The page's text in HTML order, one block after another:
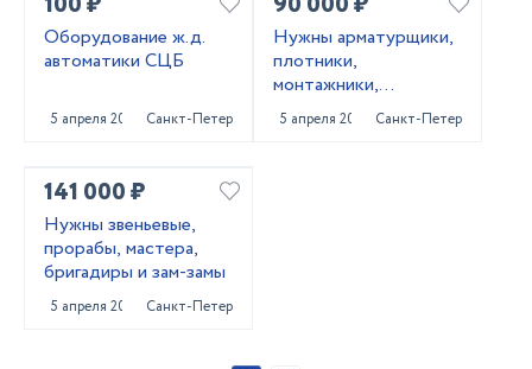
Оборудование ж.д.
автоматики СЦБ
5 апреля 2022 Санкт-Петербург
Нужны арматурщики,
плотники,
монтажники,
сварщики, бетонщики,
стропальщики,
5 апреля 2022 Санкт-Петербург
141 000 ₽
Нужны звеньевые,
прорабы, мастера,
бригадиры и зам-замы
5 апреля 2022 Санкт-Петербург